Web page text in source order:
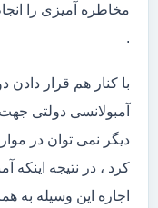
مخاطره آمیزی را
.
با کنار هم قرار
آمبولانسی دولتی
دیگر نمی توان در
کرد ، در نتیجه اینکه
اجاره این وسیله به